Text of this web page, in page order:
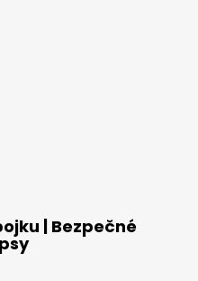
| Bezpečné